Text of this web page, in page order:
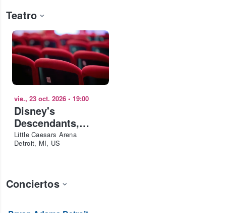
Teatro
vie., 23 oct. 2026 • 19:00
Disney's
Descendants,
ZOMBIES & Camp
Rock: Worlds
Little Caesars Arena
Detroit, MI, US
Conciertos